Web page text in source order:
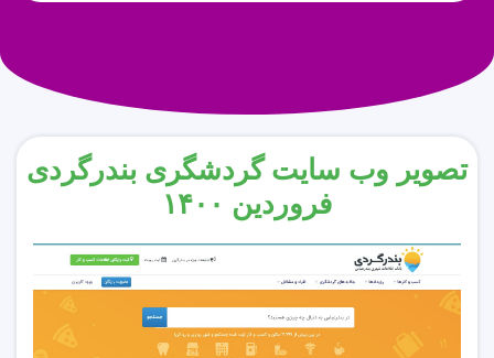
تصویر وب سایت گردشگری بندرگردی
فروردین ۱۴۰۰